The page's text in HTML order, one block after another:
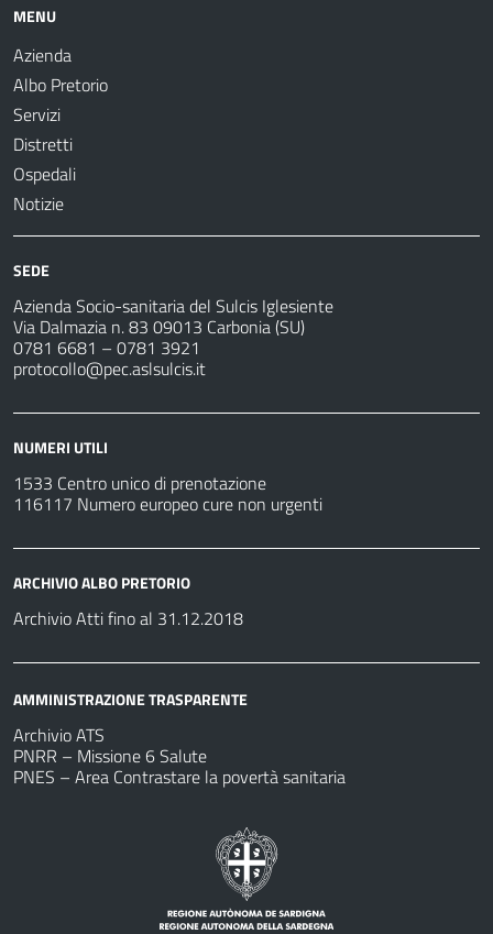
MENU
Azienda
Albo Pretorio
Servizi
Distretti
Ospedali
Notizie
SEDE
Azienda Socio-sanitaria del Sulcis Iglesiente
Via Dalmazia n. 83 09013 Carbonia (SU)
0781 6681 – 0781 3921
protocollo@pec.aslsulcis.it
NUMERI UTILI
1533 Centro unico di prenotazione
116117 Numero europeo cure non urgenti
ARCHIVIO ALBO PRETORIO
Archivio Atti fino al 31.12.2018
AMMINISTRAZIONE TRASPARENTE
Archivio ATS
PNRR – Missione 6 Salute
PNES – Area Contrastare la povertà sanitaria